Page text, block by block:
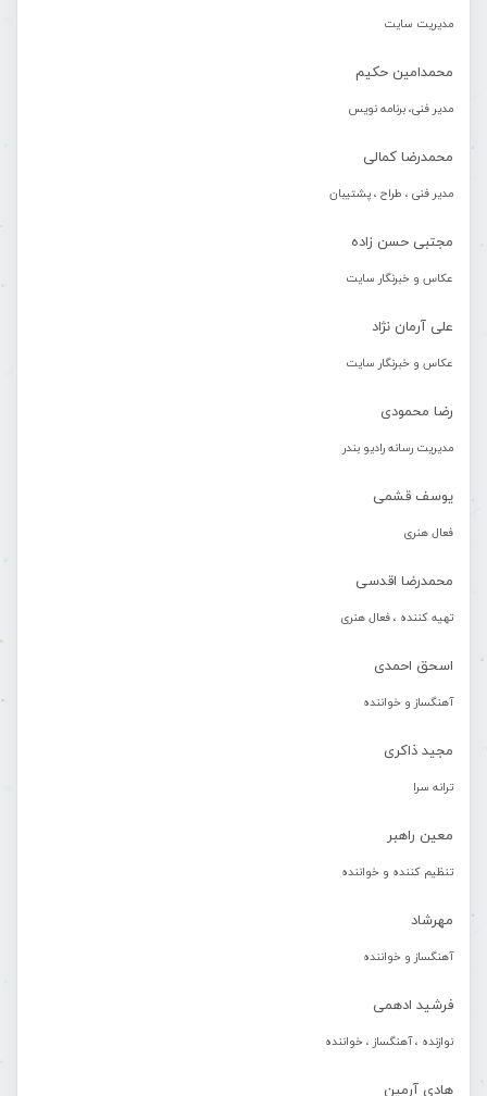
مدیریت سایت
محمدامین حکیم
مدیر فنی، برنامه نویس
محمدرضا کمالی
مدیر فنی ، طراح ، پشتیبان
مجتبی حسن زاده
عکاس و خبرنگار سایت
علی آرمان نژاد
عکاس و خبرنگار سایت
رضا محمودی
مدیریت رسانه رادیو بندر
یوسف قشمی
فعال هنری
محمدرضا اقدسی
تهیه کننده ، فعال هنری
اسحق احمدی
آهنگساز و خواننده
مجید ذاکری
ترانه سرا
معین راهبر
تنظیم کننده و خواننده
مهرشاد
آهنگساز و خواننده
فرشید ادهمی
نوازنده ، آهنگساز ، خواننده
هادی آرمین